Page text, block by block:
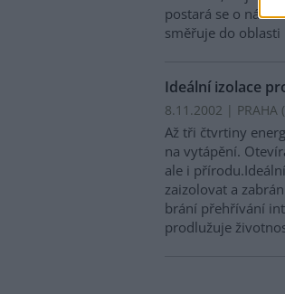
postará se o nás
směřuje do oblasti
Ideální izolace
8.11.2002 | PRAHA
Až tři čtvrtiny
na vytápění.
ale i
zaizolovat a
brání přehřívání
prodlužuje